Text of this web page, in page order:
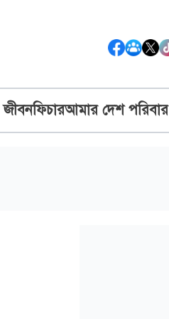
ফিচারআমার দেশ পরিবার